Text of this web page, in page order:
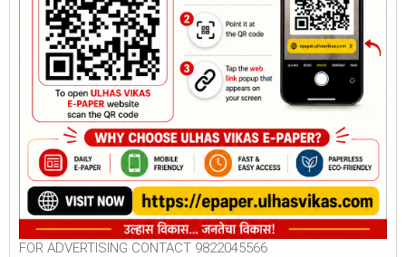
FOR ADVERTISING CONTACT 9822045566